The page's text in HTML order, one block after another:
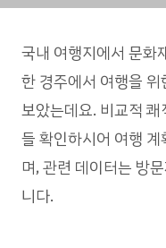
국내 여행지에서 문화
한 경주에서 여행을
보았는데요. 비교적
들 확인하시어 여행
며, 관련 데이터는 방
니다.